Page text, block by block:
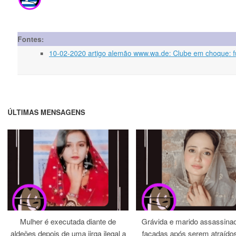
Fontes:
10-02-2020 artigo alemão www.wa.de: Clube em
ÚLTIMAS MENSAGENS
Mulher é executada diante de
aldeões depois de uma jirga ilegal a
Grávida e marido
facadas após serem